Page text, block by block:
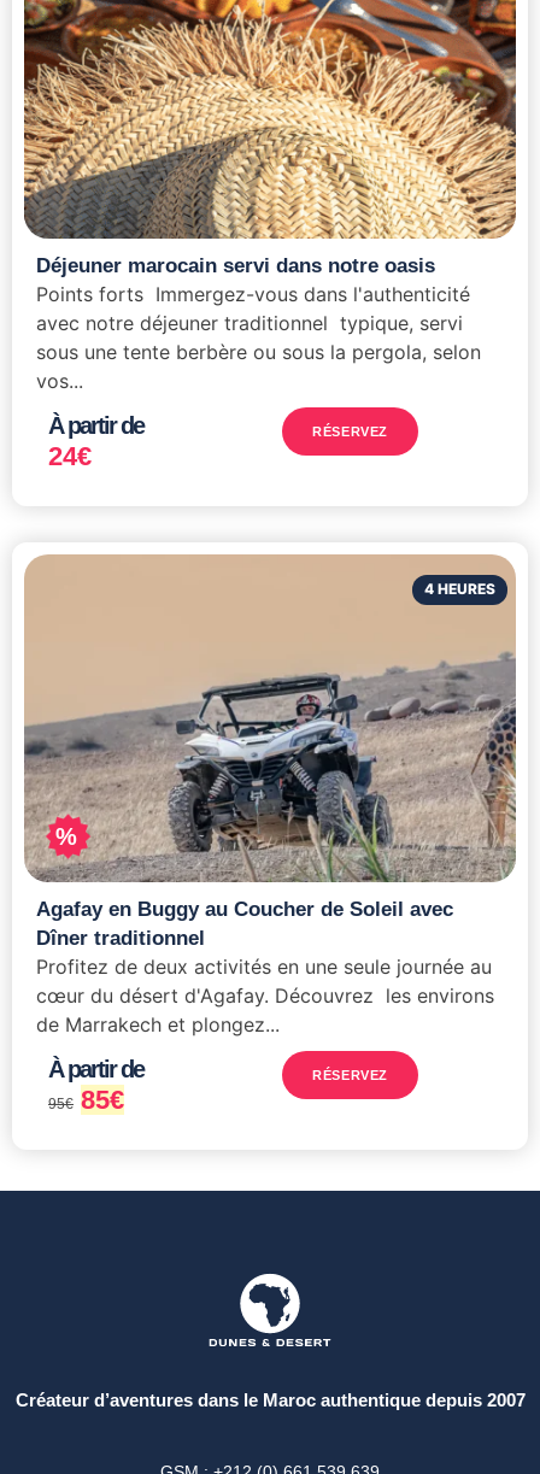
Déjeuner marocain servi dans notre oasis
Points forts Immergez-vous dans l'authenticité
avec notre déjeuner traditionnel typique, servi
sous une tente berbère ou sous la pergola, selon
vos...
À partir de
24€
RÉSERVEZ
%
4 HEURES
Agafay en Buggy au Coucher de Soleil avec
Dîner traditionnel
Profitez de deux activités en une seule journée au
cœur du désert d'Agafay. Découvrez les environs
de Marrakech et plongez...
À partir de
95€ 85€
RÉSERVEZ
Créateur d’aventures dans le Maroc authentique depuis 2007